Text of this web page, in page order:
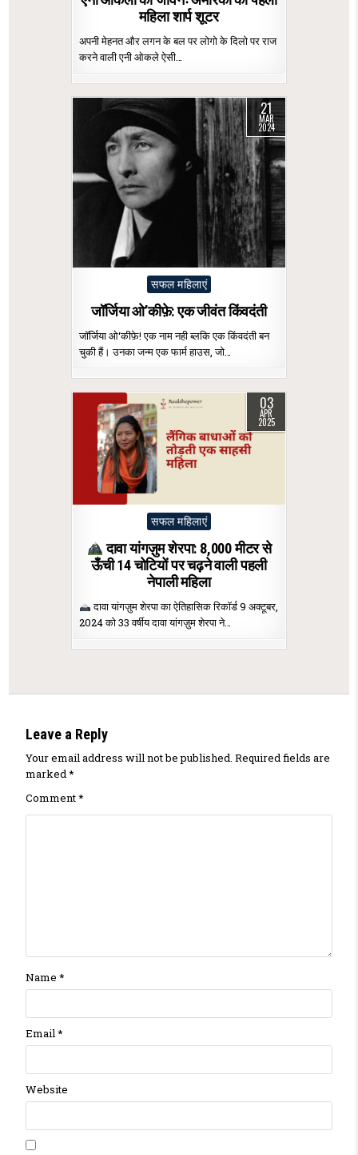
महिला शार्प शूटर
अपनी मेहनत और लगन के बल पर लोगो के दिलो पर राज
करने वाली एनी ओकले ऐसी…
21
MAR
2024
Posted
सफल महिलाएं
जॉर्जिया ओ’कीफ़े: एक जीवंत किंवदंती
जॉर्जिया ओ‘कीफ़े! एक नाम नही ब्लकि एक किंवदंती बन
चुकी हैं। उनका जन्म एक फार्म हाउस, जो…
03
APR
2025
Posted
सफल महिलाएं
दावा यांगज़ुम शेरपा: 8,000 मीटर से
ऊँची 14 चोटियों पर चढ़ने वाली पहली
नेपाली महिला
दावा यांगज़ुम शेरपा का ऐतिहासिक रिकॉर्ड 9 अक्टूबर,
2024 को 33 वर्षीय दावा यांगज़ुम शेरपा ने…
Leave a Reply
Your email address will not be published. Required fields are
marked*
Comment*
Name *
Email*
Website